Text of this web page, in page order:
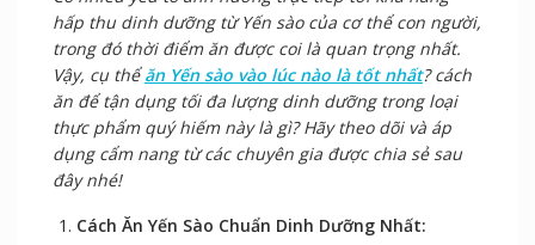
hấp thu dinh dưỡng từ Yến sào của cơ thể con người,
trong đó thời điểm ăn được coi là quan trọng nhất.
Vậy, cụ thểăn Yến sào vào lúc nào là tốt nhất? cách
ăn để tận dụng tối đa lượng dinh dưỡng trong loại
thực phẩm quý hiếm này là gì? Hãy theo dõi và áp
dụng cẩm nang từ các chuyên gia được chia sẻ sau
đây nhé!
Cách Ăn Yến Sào Chuẩn Dinh Dưỡng Nhất: